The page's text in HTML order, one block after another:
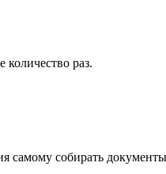
раз.
самому собирать